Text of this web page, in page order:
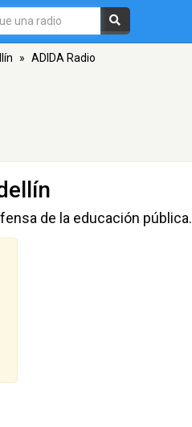
» ADIDA Radio
de la educación pública.